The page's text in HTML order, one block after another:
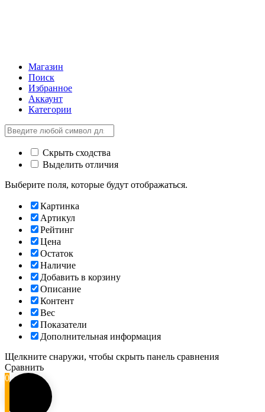
Магазин
Поиск
Избранное
Аккаунт
Категории
Скрыть сходства
Выделить отличия
Выберите поля, которые будут отображаться.
Картинка
Артикул
Рейтинг
Цена
Остаток
Наличие
Добавить в корзину
Описание
Контент
Вес
Показатели
Дополнительная информация
Щелкните снаружи, чтобы скрыть панель сравнения
Сравнить
0